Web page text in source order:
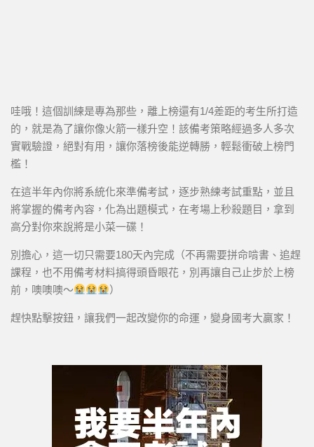
哇哦！這個訓練是專為那些，離上榜還有1/4差距的考生所打造
的，就是為了讓你像火箭一樣升空！該備考策略經過多人多次
實戰驗證，絕對有用，讓你落榜後能逆轉勝，輕鬆衝破上榜門
檻！
在這半年內你將系統化來準備考試，逐步熟練考試重點，並且
將掌握的備考內容，化為出題模式，在考場上秒殺題目，拿到
高分對你來說將是小菜一碟！
別擔心，這一切只需要180天內完成（不再需要拼命啃書、追趕
課程，也不用備考材料搞得頭昏眼花，別再讓自己止步於上榜
前，噢噢噢～
）
趕快點擊按鈕，讓我們一起改變你的命運，變身國考大贏家！